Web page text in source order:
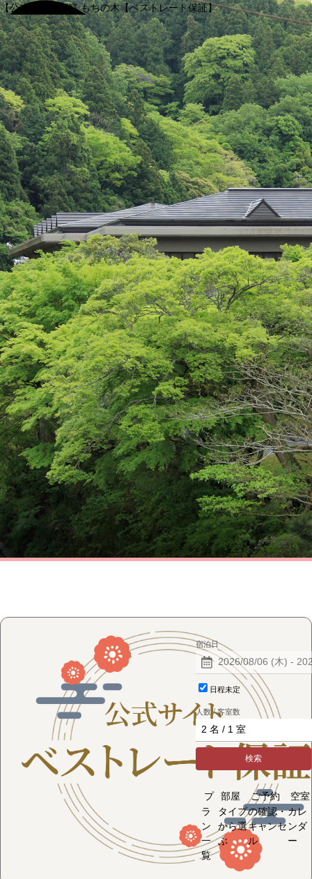
【公式】渓谷別庭 もちの木【ベストレート保証】
宿泊日
日程未定
人数 / 客室数
検索
プ
ラ
ン
一
覧
部屋
タイプ
から選
ぶ
ご予約
の確認・
キャンセ
ル
空室
カレ
ンダ
ー